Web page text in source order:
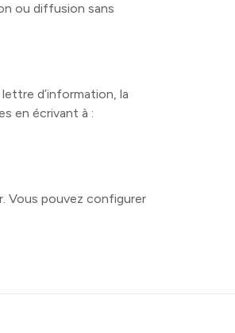
ou diffusion sans
d’information, la
en écrivant à :
Vous pouvez configurer